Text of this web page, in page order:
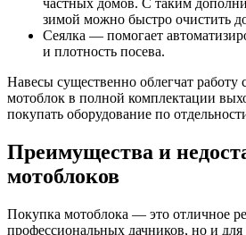
частных домов. С таким
зимой можно быстро очистить
Сеялка — помогает
и плотность посева.
Навесы существенно облегчат работу
мотоблок в полной комплектации
покупать оборудование по
Преимущества и
мотоблоков
Покупка мотоблока — это отличное
профессиональных дачников, но и